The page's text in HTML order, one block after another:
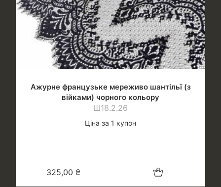
Ажурне французьке мереживо шантільї (з
війками) чорного кольору
Ш18.2.26
Ціна за 1 купон
325,00 ₴ Додати в кошик